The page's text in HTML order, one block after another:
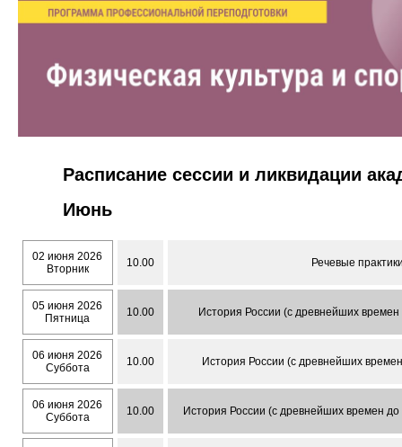
Расписание сессии и ликвидации
Июнь
02 июня 2026
Вторник
10.00 Речевые
05 июня 2026
Пятница
10.00 История России (с древнейших времен
06 июня 2026
Суббота
10.00 История России (с древнейших
06 июня 2026
Суббота
10.00 История России (с древнейших времен